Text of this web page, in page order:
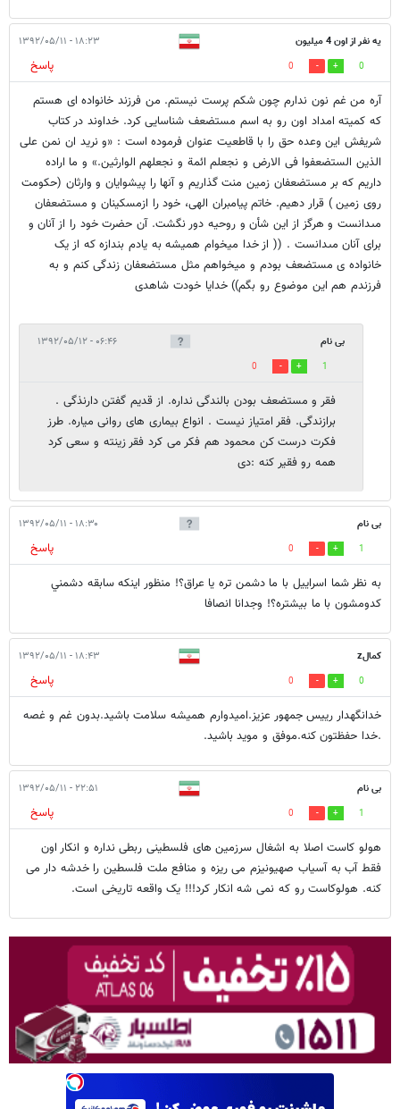
یه نفر از اون 4 میلیون ۱۸:۲۳ - ۱۳۹۲/۰۵/۱۱
0
0
پاسخ
آره من غم نون ندارم چون شکم پرست نیستم. من فرزند خانواده ای هستم
که کمیته امداد اون رو به اسم مستضعف شناسایی کرد. خداوند در كتاب
شريفش اين وعده حق را با قاطعيت عنوان فرموده است : «و نريد ان نمن على
الذين الستضعفوا فى الارض و نجعلم ائمة و نجعلهم الوارثين.» و ما اراده
داريم كه بر مستضعفان زمين منت گذاريم و آنها را پيشوايان و وارثان (حكومت
روى زمين ) قرار دهيم. خاتم پيامبران الهى، خود را ازمسكينان و مستضعفان
مى‏دانست و هرگز از اين شأن و روحيه دور نگشت. آن حضرت خود را از آنان و
براى آنان مى‏دانست . (( از خدا میخوام همیشه به یادم بندازه که از یک
خانواده ی مستضعف بودم و میخواهم مثل مستضعفان زندگی کنم و به
فرزندم هم این موضوع رو بگم)) خدایا خودت شاهدی
بی نام ۰۶:۴۶ - ۱۳۹۲/۰۵/۱۲
1
0
فقر و مستضعف بودن بالندگی نداره. از قدیم گفتن دارنذگی .
برازندگی. فقر امتیاز نیست . انواع بیماری های روانی میاره. طرز
فکرت درست کن محمود هم فکر می کرد فقر زینته و سعی کرد
همه رو فقیر کنه :دی
بی نام ۱۸:۳۰ - ۱۳۹۲/۰۵/۱۱
1
0
پاسخ
به نظر شما اسراييل با ما دشمن تره يا عراق؟! منظور اينكه سابقه دشمني
كدومشون با ما بيشتره؟! وجدانا انصافا
کمالz ۱۸:۴۳ - ۱۳۹۲/۰۵/۱۱
0
0
پاسخ
خدانگهدار رییس جمهور عزیز.امیدوارم همیشه سلامت باشید.بدون غم و غصه
.خدا حفظتون کنه.موفق و موید باشید.
بی نام ۲۲:۵۱ - ۱۳۹۲/۰۵/۱۱
1
0
پاسخ
هولو کاست اصلا به اشغال سرزمین های فلسطینی ربطی نداره و انکار اون
فقط آب به آسیاب صهیونیزم می ریزه و منافع ملت فلسطین را خدشه دار می
کنه. هولوکاست رو که نمی شه انکار کرد!!! یک واقعه تاریخی است.